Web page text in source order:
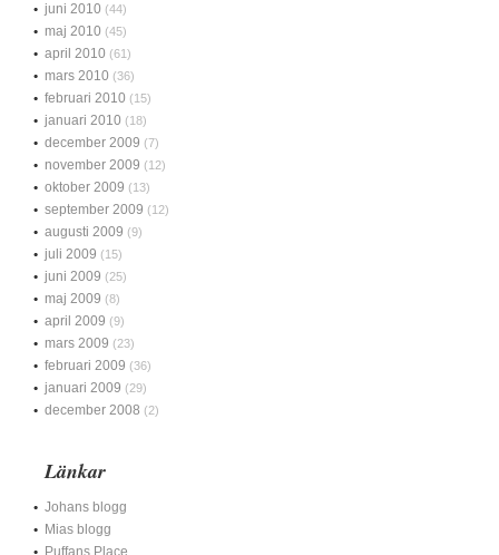
juni 2010 (44)
maj 2010 (45)
april 2010 (61)
mars 2010 (36)
februari 2010 (15)
januari 2010 (18)
december 2009 (7)
november 2009 (12)
oktober 2009 (13)
september 2009 (12)
augusti 2009 (9)
juli 2009 (15)
juni 2009 (25)
maj 2009 (8)
april 2009 (9)
mars 2009 (23)
februari 2009 (36)
januari 2009 (29)
december 2008 (2)
Länkar
Johans blogg
Mias blogg
Puffans Place